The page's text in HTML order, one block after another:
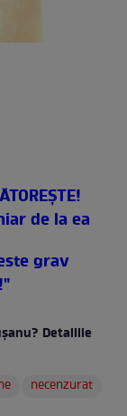
de la ea
grav
Detaliile
necenzurat